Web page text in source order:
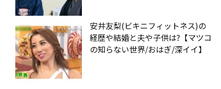
安井友梨(ビキニフィットネス)の
経歴や結婚と夫や子供は?【マツコ
の知らない世界/おはぎ/深イイ】